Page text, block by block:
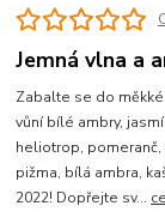
Jemná vlna a
Zabalte se do
vůní bílé ambry,
heliotrop, pomeranč,
pižma, bílá ambra,
2022! Dopřejte sv...